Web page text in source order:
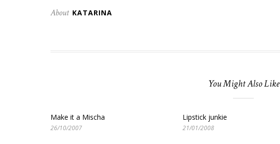
About KATARINA
You Might Also Like
Make it a Mischa
26/10/2007
Lipstick junkie
21/01/2008